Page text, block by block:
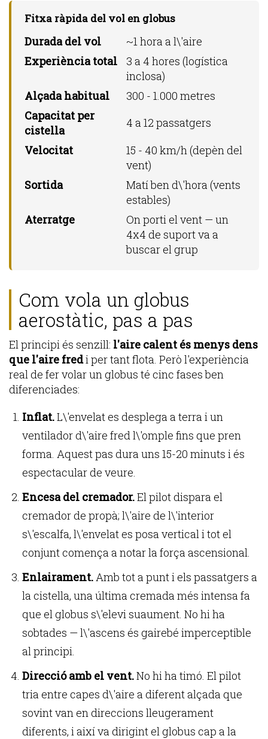
Fitxa ràpida del vol en globus
Durada del vol
~1 hora a l\'aire
Experiència total
3 a 4 hores (logística
inclosa)
Alçada habitual
300 - 1.000 metres
Capacitat per
cistella
4 a 12 passatgers
Velocitat
15 - 40 km/h (depèn del
vent)
Sortida
Matí ben d\'hora (vents
estables)
Aterratge
On porti el vent — un
4x4 de suport va a
buscar el grup
Com vola un globus
aerostàtic, pas a pas
El principi és senzill: l'aire calent és menys dens
que l'aire fredi per tant flota. Però l'experiència
real de fer volar un globus té cinc fases ben
diferenciades:
Inflat.L\'envelat es desplega a terra i un
ventilador d\'aire fred l\'omple fins que pren
forma. Aquest pas dura uns 15-20 minuts i és
espectacular de veure.
Encesa del cremador.El pilot dispara el
cremador de propà; l\'aire de l\'interior
s\'escalfa, l\'envelat es posa vertical i tot el
conjunt comença a notar la força ascensional.
Enlairament.Amb tot a punt i els passatgers a
la cistella, una última cremada més intensa fa
que el globus s\'elevi suaument. No hi ha
sobtades — l\'ascens és gairebé imperceptible
al principi.
Direcció amb el vent.No hi ha timó. El pilot
tria entre capes d\'aire a diferent alçada que
sovint van en direccions lleugerament
diferents, i així va dirigint el globus cap a la